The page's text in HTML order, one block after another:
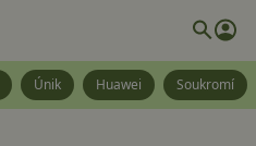
Únik Huawei Soukromí